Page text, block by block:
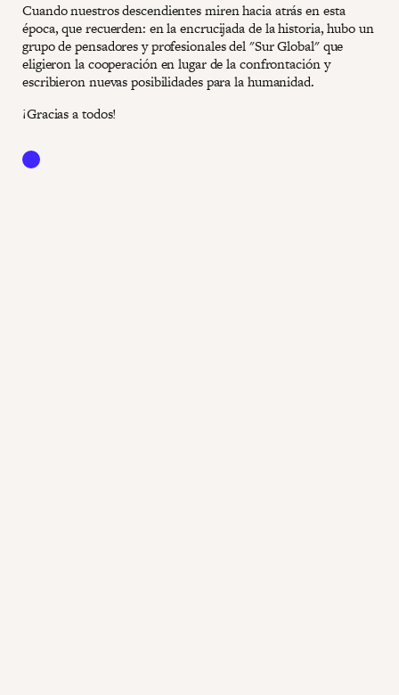
Cuando nuestros descendientes miren hacia atrás en esta
época, que recuerden: en la encrucijada de la historia, hubo un
grupo de pensadores y profesionales del "Sur Global" que
eligieron la cooperación en lugar de la confrontación y
escribieron nuevas posibilidades para la humanidad.
¡Gracias a todos!